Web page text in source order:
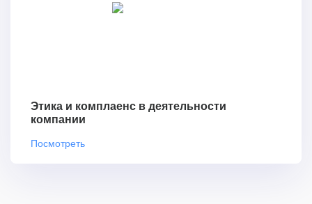
Этика и комплаенс в деятельности
компании
Посмотреть